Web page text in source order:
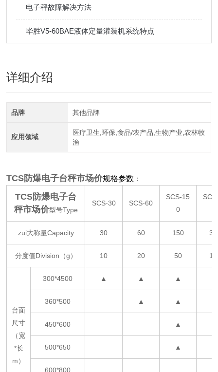
电子秤故障解决方法
毕胜V5-60BAE液体定量灌装机系统特点
详细介绍
品牌 其他品牌
应用领域
医疗卫生,环保,食品/农产品,生物产业,农林牧
渔
TCS防爆电子台秤市场价规格参数 ：
TCS防爆电子台
秤市场价型号Type
SCS-30 SCS-60
SCS-15
0
zui大称量Capacity 30 60 150
分度值Division（g） 10 20 50
台面
尺寸
（宽
*长
m）
300*4500 ▲ ▲ ▲
360*500 ▲ ▲
450*600 ▲
500*650 ▲
600*800